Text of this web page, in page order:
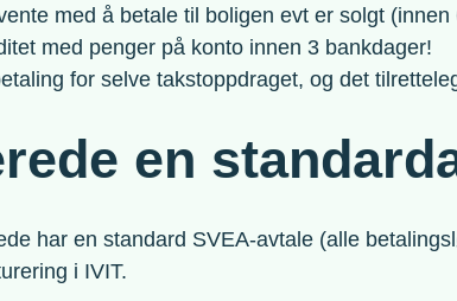
med å betale til boligen evt er solgt (innen
med penger på konto innen 3 bankdager!
for selve takstoppdraget, og det
en
har en standard SVEA-avtale (alle
i IVIT.